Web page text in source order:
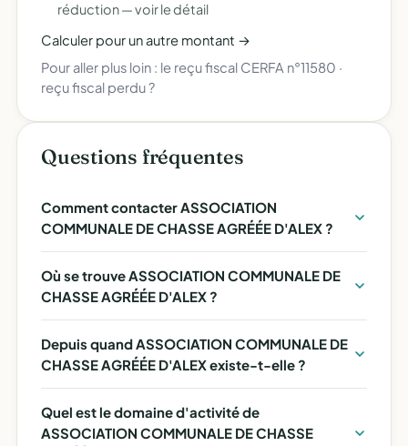
réduction —voir le détail
Calculer pour un autre montant →
Pour aller plus loin : le reçu fiscal CERFA n°11580 ·
reçu fiscal perdu ?
Questions fréquentes
Comment contacter ASSOCIATION
COMMUNALE DE CHASSE AGRÉÉE D'ALEX ?
Où se trouve ASSOCIATION COMMUNALE DE
CHASSE AGRÉÉE D'ALEX ?
Depuis quand ASSOCIATION COMMUNALE DE
CHASSE AGRÉÉE D'ALEX existe-t-elle ?
Quel est le domaine d'activité de
ASSOCIATION COMMUNALE DE CHASSE